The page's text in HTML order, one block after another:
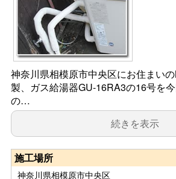
神奈川県相模原市中央区にお住まい
製、ガス給湯器GU-16RA3の16号を
の…
続きを表示
施工場所
神奈川県相模原市中央区